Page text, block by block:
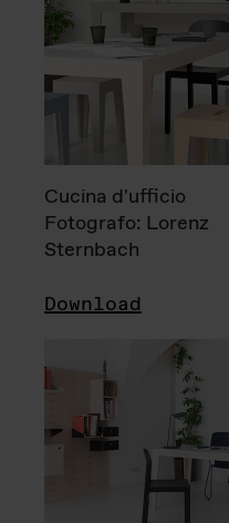
Cucina d'ufficio
Fotografo: Lorenz
Sternbach
Download